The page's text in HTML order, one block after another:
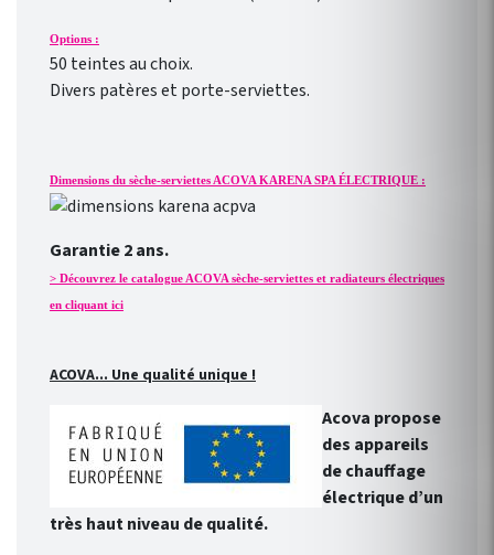
Options :
50 teintes au choix.
Divers patères et porte-serviettes.
Dimensions du sèche-serviettes ACOVA KARENA SPA ÉLECTRIQUE :
Garantie 2 ans.
> Découvrez le catalogue ACOVA sèche-serviettes et radiateurs électriques
en cliquant ici
ACOVA... Une qualité unique !
Acova propose
des appareils
de chauffage
électrique d’un
très haut niveau de qualité.